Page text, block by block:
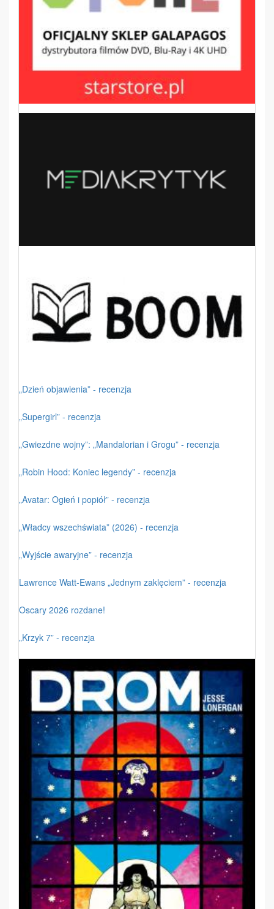
„Dzień objawienia” - recenzja
„Supergirl” - recenzja
„Gwiezdne wojny”: „Mandalorian i Grogu” - recenzja
„Robin Hood: Koniec legendy” - recenzja
„Avatar: Ogień i popiół” - recenzja
„Władcy wszechświata” (2026) - recenzja
„Wyjście awaryjne” - recenzja
Lawrence Watt-Ewans „Jednym zaklęciem” - recenzja
Oscary 2026 rozdane!
„Krzyk 7” - recenzja